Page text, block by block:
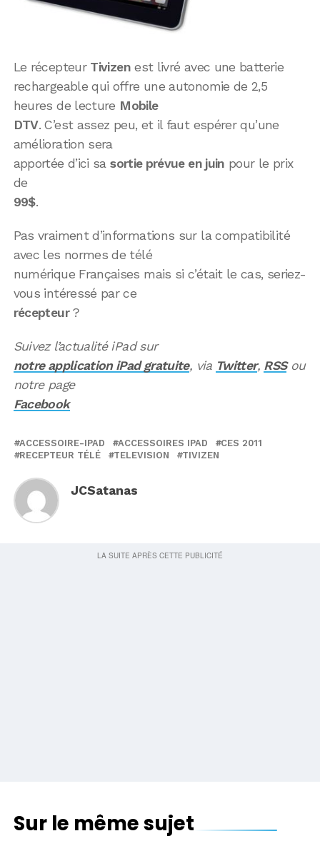
Le récepteur Tivizenest livré avec une batterie
rechargeable qui offre une autonomie de 2,5
heures de lecture Mobile
DTV. C’est assez peu, et il faut espérer qu’une
amélioration sera
apportée d’ici sasortie prévue en juin pour le prix
de
99$.
Pas vraiment d’informations sur la compatibilité
avec les normes de télé
numérique Françaises mais si c’était le cas, seriez-
vous intéressé par ce
récepteur?
Suivez l’actualité iPad sur
notre application iPad gratuite, via Twitter, RSSou
notre page
Facebook
ACCESSOIRE-IPAD ACCESSOIRES IPAD
CES 2011
RECEPTEUR TÉLÉ
TELEVISION TIVIZEN
JCSatanas
Sur le même sujet